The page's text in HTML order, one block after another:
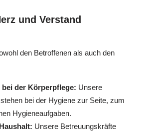
und Verstand
den Betroffenen als auch den
der Körperpflege: Unsere
bei der Hygiene zur Seite, zum
Hygieneaufgaben.
Unsere Betreuungskräfte